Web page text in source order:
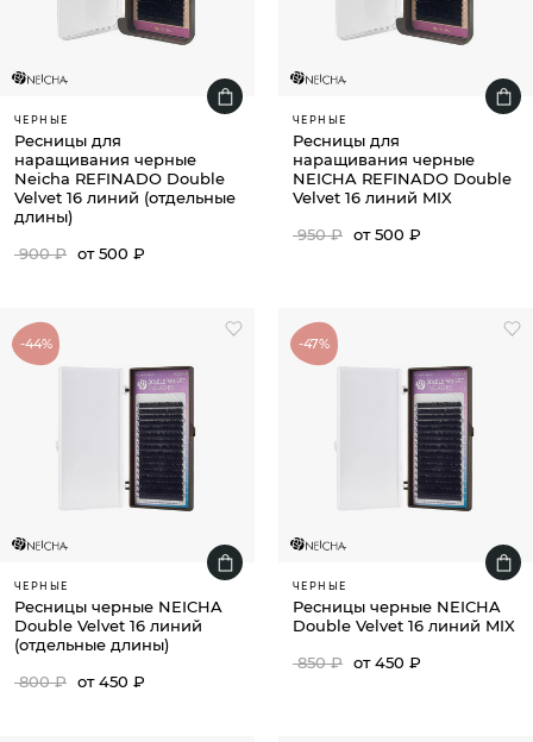
ЧЕРНЫЕ
Ресницы для
наращивания черные
Neicha REFINADO Double
Velvet 16 линий (отдельные
длины)
900 ₽ от 500 ₽
ЧЕРНЫЕ
Ресницы для
наращивания черные
NEICHA REFINADO Double
Velvet 16 линий MIX
950 ₽ от 500 ₽
-44%
ЧЕРНЫЕ
Ресницы черные NEICHA
Double Velvet 16 линий
(отдельные длины)
800 ₽ от 450 ₽
-47%
ЧЕРНЫЕ
Ресницы черные NEICHA
Double Velvet 16 линий MIX
850 ₽ от 450 ₽